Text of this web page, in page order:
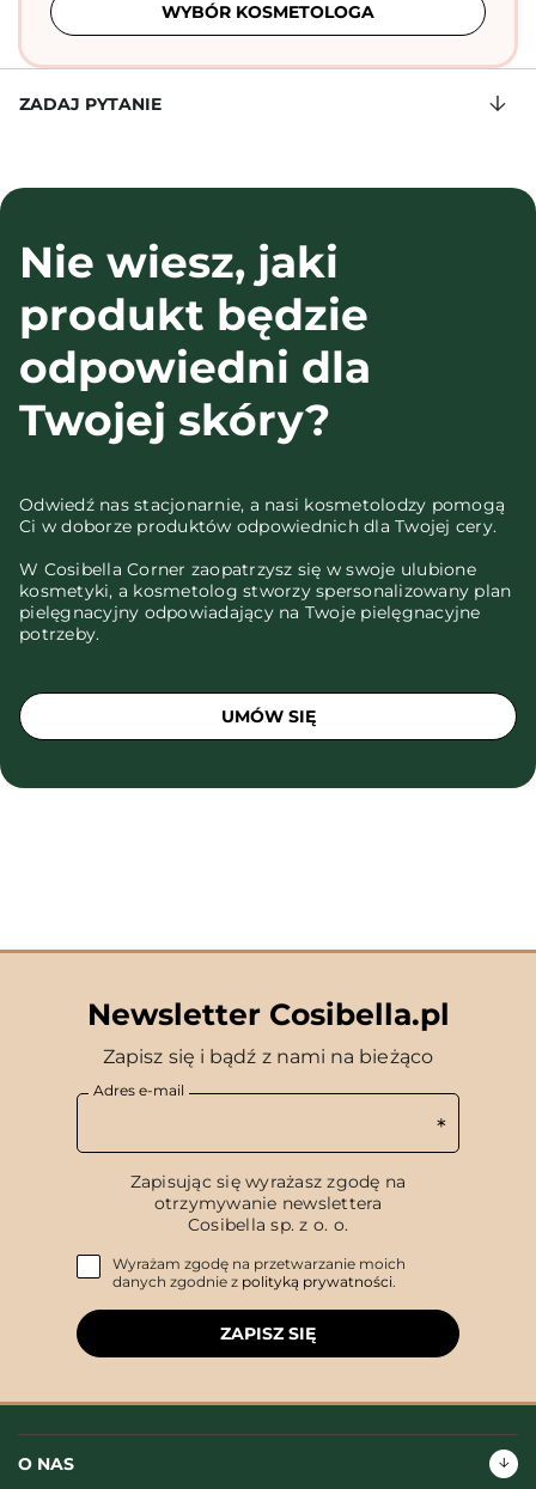
WYBÓR KOSMETOLOGA
ZADAJ PYTANIE
Nie wiesz, jaki
produkt będzie
odpowiedni dla
Twojej skóry?
Odwiedź nas stacjonarnie, a nasi kosmetolodzy pomogą
Ci w doborze produktów odpowiednich dla Twojej cery.
W Cosibella Corner zaopatrzysz się w swoje ulubione
kosmetyki, a kosmetolog stworzy spersonalizowany plan
pielęgnacyjny odpowiadający na Twoje pielęgnacyjne
potrzeby.
UMÓW SIĘ
Newsletter Cosibella.pl
Zapisz się i bądź z nami na bieżąco
Adres e-mail
Zapisując się wyrażasz zgodę na
otrzymywanie newslettera
Cosibella sp. z o. o.
Wyrażam zgodę na przetwarzanie moich
danych zgodnie z polityką prywatności.
ZAPISZ SIĘ
O NAS